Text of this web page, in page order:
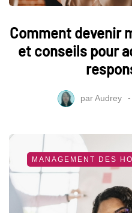
Comment devenir
et conseils pour
parAudrey
MANAGEMENT DES